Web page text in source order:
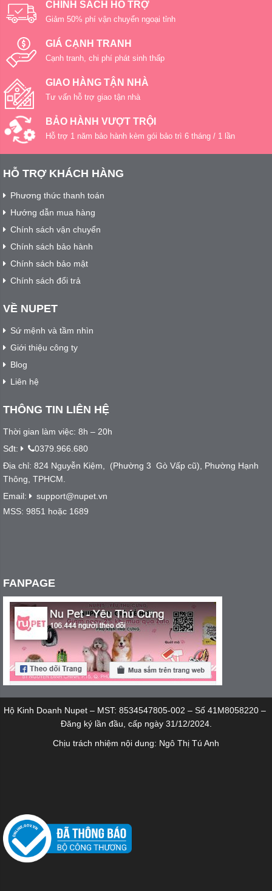
tiêm vaccine đúng thời gian là
rất quan trọng. Bài viết này sẽ
cung cấp hướng dẫn chi tiết…
Temu – nền tảng mua sắm
trực tuyến nổi tiếng với hàng
đến…
CHÍNH SÁCH HỖ TRỢ
Giảm 50% phí vận chuyển ngoại tỉnh
GIÁ CẠNH TRANH
Cạnh tranh, chi phí phát sinh thấp
GIAO HÀNG TẬN NHÀ
Tư vấn hỗ trợ giao tận nhà
BẢO HÀNH VƯỢT TRỘI
Hỗ trợ 1 năm bảo hành kèm gói bảo trì 6 tháng / 1 lần
HỖ TRỢ KHÁCH HÀNG
Phương thức thanh toán
Hướng dẫn mua hàng
Chính sách vận chuyển
Chính sách bảo hành
Chính sách bảo mật
Chính sách đổi trả
VỀ NUPET
Sứ mệnh và tầm nhìn
Giới thiệu công ty
Blog
Liên hệ
THÔNG TIN LIÊN HỆ
Thời gian làm việc: 8h – 20h
Sđt:
0379.966.680
Địa chỉ: 824 Nguyễn Kiệm, (Phường 3 Gò Vấp cũ), Phường Hạnh
Thông, TPHCM.
Email:
support@nupet.vn
MSS: 9851 hoặc 1689
FANPAGE
Hộ Kinh Doanh Nupet – MST: 8534547805-002 – Số 41M8058220 –
Đăng ký lần đầu, cấp ngày 31/12/2024.
Chịu trách nhiệm nội dung: Ngô Thị Tú Anh